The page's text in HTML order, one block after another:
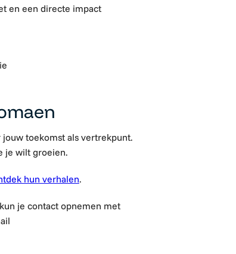
en een directe impact
toekomst als vertrekpunt.
je wilt groeien.
hun verhalen.
je contact opnemen met